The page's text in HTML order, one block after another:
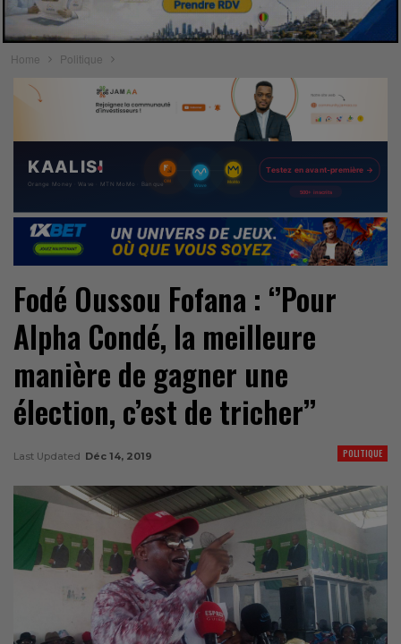
Home Politique
Fodé Oussou Fofana : ‘’Pour
Alpha Condé, la meilleure
manière de gagner une
élection, c’est de tricher’’
POLITIQUE
Last Updated Déc 14, 2019